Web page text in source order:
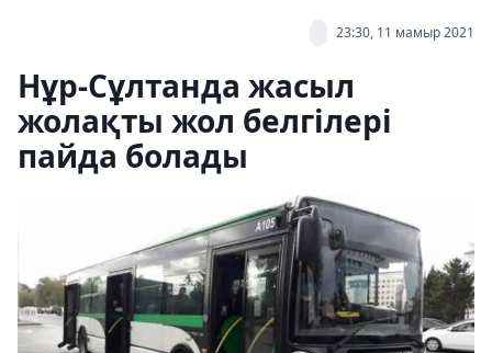
23:30, 11 мамыр 2021
Нұр-Сұлтанда жасыл
жолақты жол белгілері
пайда болады